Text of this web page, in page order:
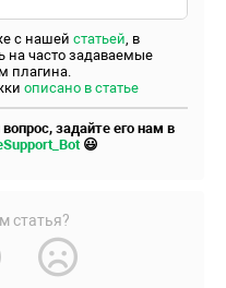
с нашей статьей, в
на часто задаваемые
плагина.
описано в статье
задайте его нам в
😃
статья?